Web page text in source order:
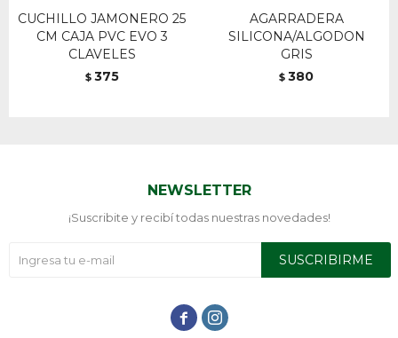
CUCHILLO JAMONERO 25
CM CAJA PVC EVO 3
CLAVELES
$ 375
AGARRADERA
SILICONA/ALGODON
GRIS
$ 380
NEWSLETTER
¡Suscribite y recibí todas nuestras novedades!
SUSCRIBIRME
 